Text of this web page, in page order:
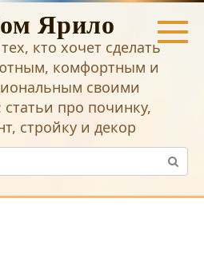
Ярило
кто хочет сделать
комфортным и
своими
статьи про починку,
стройку и декор